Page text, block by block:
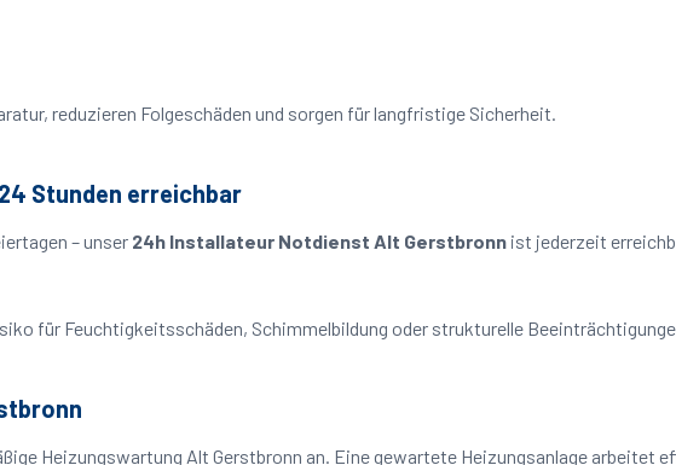
reduzieren Folgeschäden und sorgen für langfristige Sicherheit.
Stunden erreichbar
– unser 24h Installateur Notdienst Alt Gerstbronn ist jederzeit
für Feuchtigkeitsschäden, Schimmelbildung oder strukturelle
Heizungswartung Alt Gerstbronn an. Eine gewartete Heizungsanlage arbeitet